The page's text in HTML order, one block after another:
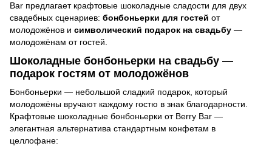
Bar предлагает крафтовые шоколадные сладости для двух
свадебных сценариев: бонбоньерки для гостей от
молодожёнов и символический подарок на свадьбу —
молодожёнам от гостей.
Шоколадные бонбоньерки на свадьбу —
подарок гостям от молодожёнов
Бонбоньерки — небольшой сладкий подарок, который
молодожёны вручают каждому гостю в знак благодарности.
Крафтовые шоколадные бонбоньерки от Berry Bar —
элегантная альтернатива стандартным конфетам в
целлофане: